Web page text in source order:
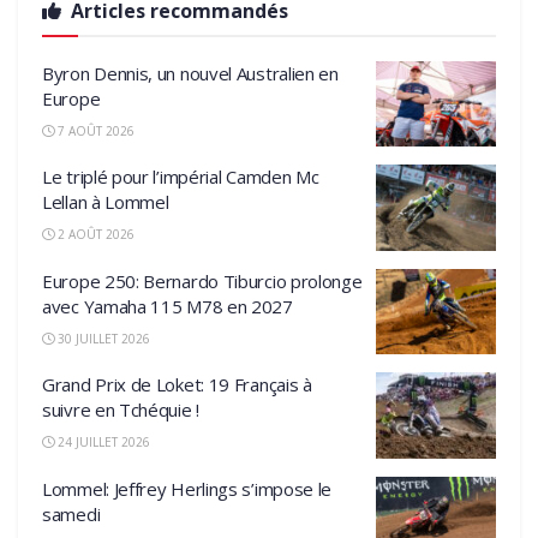
Articles recommandés
Byron Dennis, un nouvel Australien en
Europe
7 AOÛT 2026
Le triplé pour l’impérial Camden Mc
Lellan à Lommel
2 AOÛT 2026
Europe 250: Bernardo Tiburcio prolonge
avec Yamaha 115 M78 en 2027
30 JUILLET 2026
Grand Prix de Loket: 19 Français à
suivre en Tchéquie !
24 JUILLET 2026
Lommel: Jeffrey Herlings s’impose le
samedi